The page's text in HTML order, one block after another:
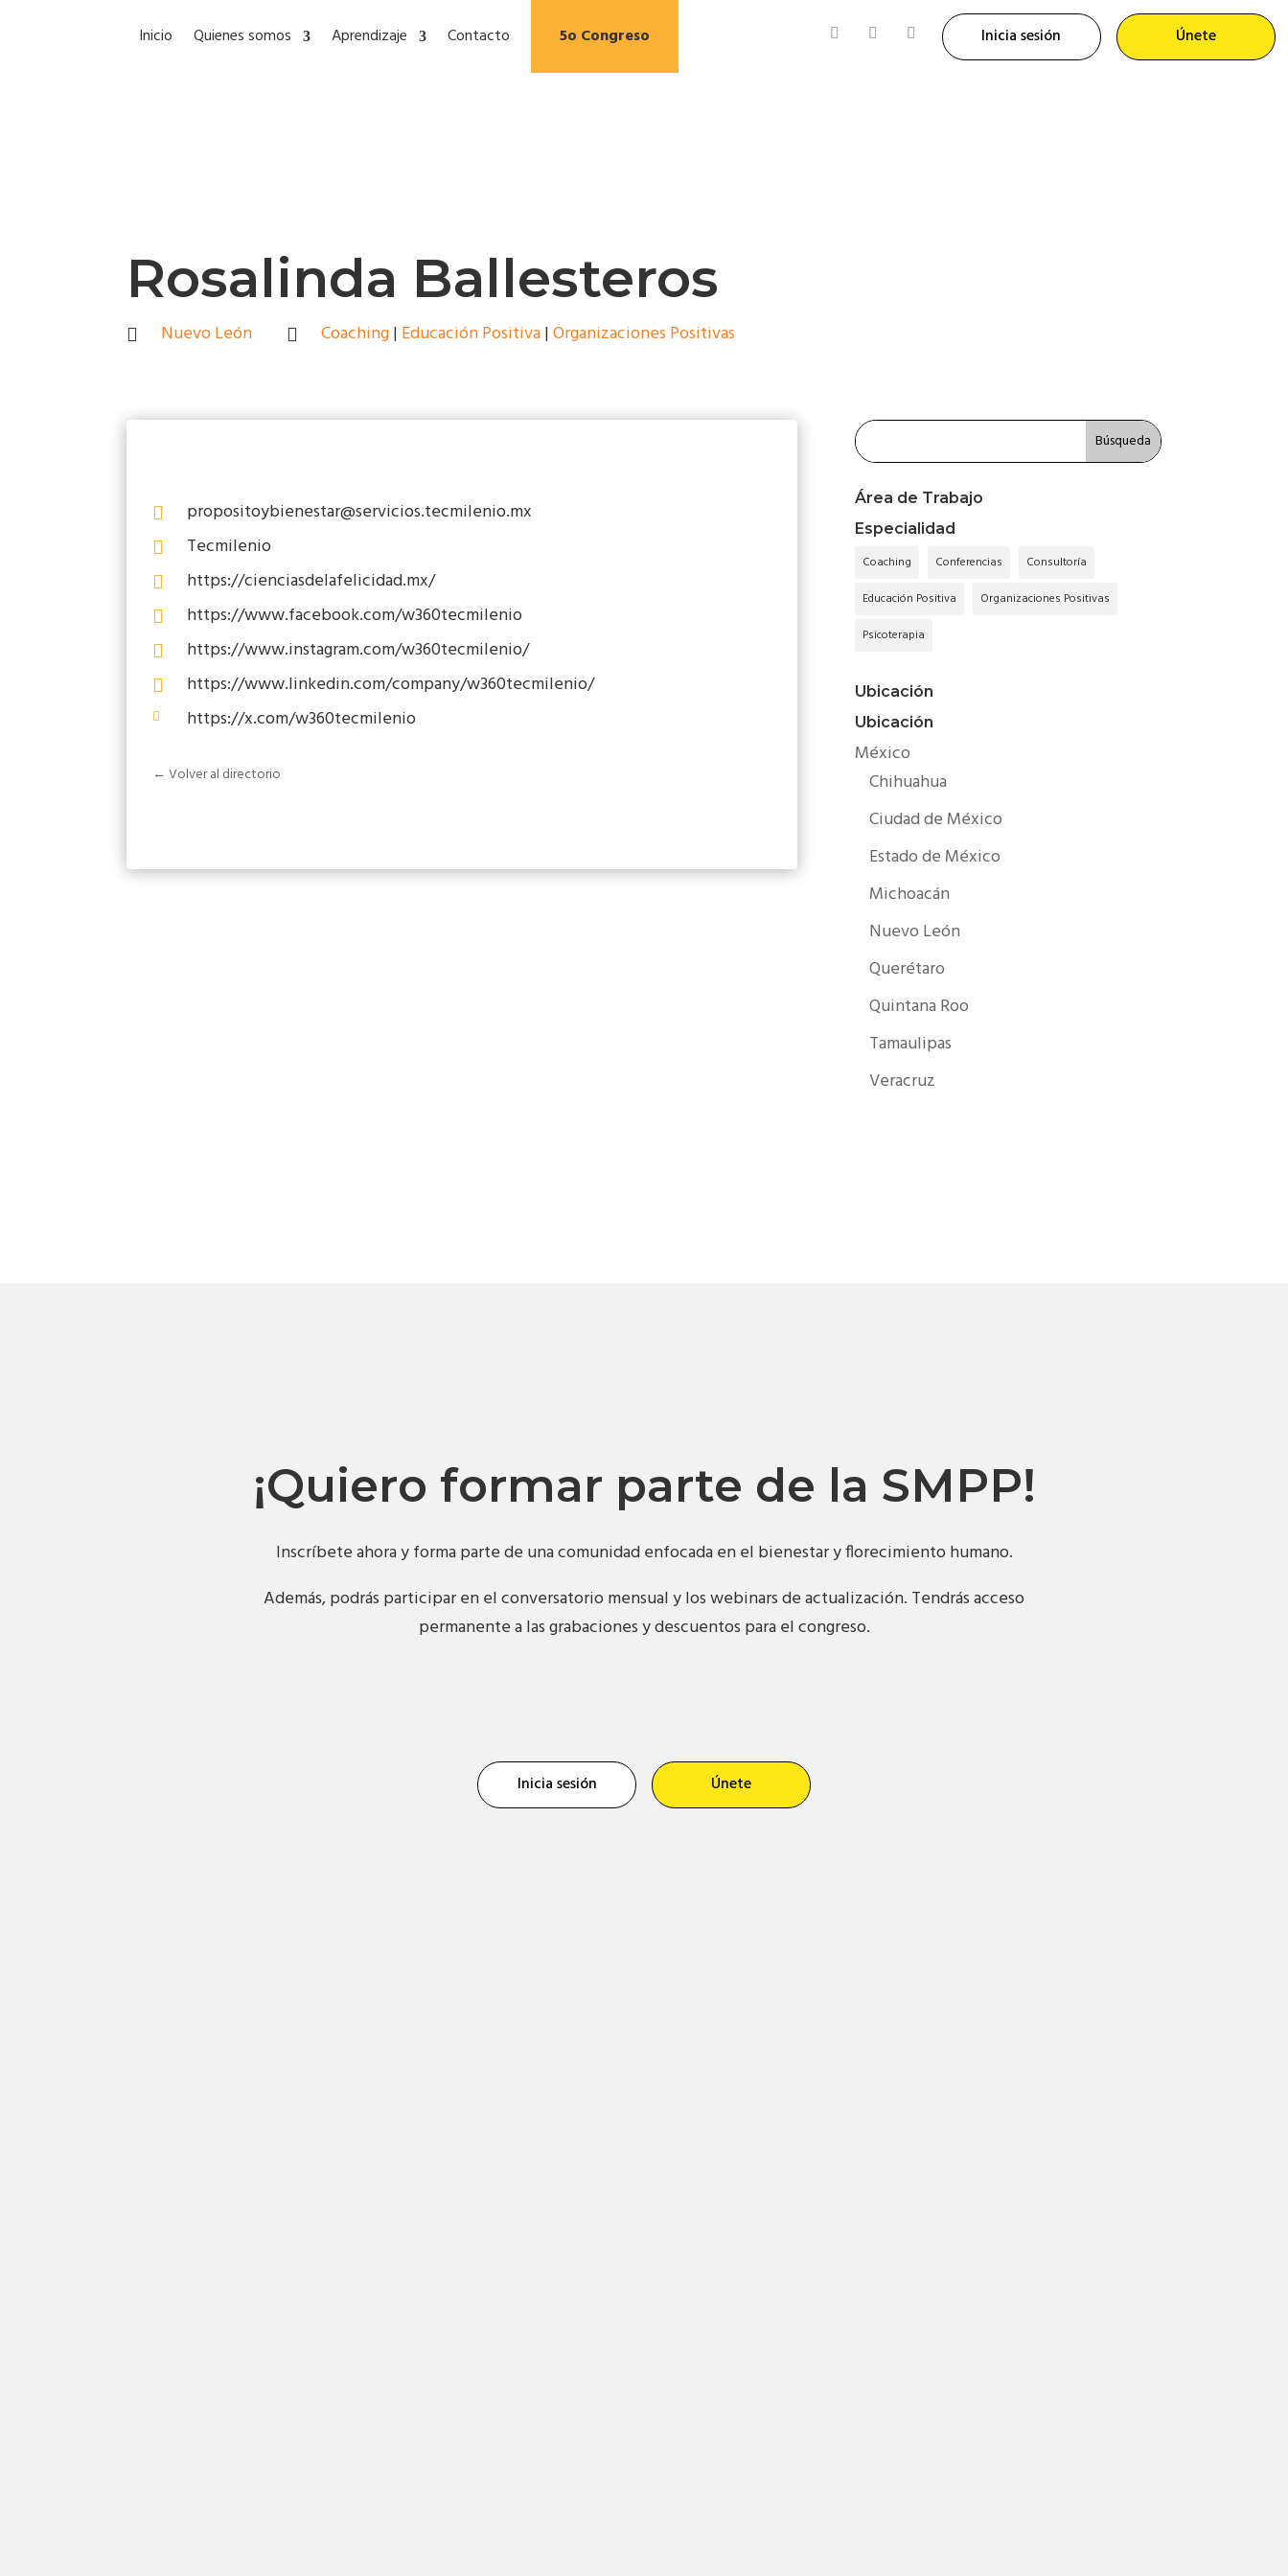
Inicio Quienes somos Aprendizaje Contacto 5o Congreso Inicia sesión Únete
Rosalinda Ballesteros
 Nuevo León  Coaching| Educación Positiva|Organizaciones Positivas
 propositoybienestar@servicios.tecmilenio.mx
 Tecmilenio
 https://cienciasdelafelicidad.mx/
 https://www.facebook.com/w360tecmilenio
 https://www.instagram.com/w360tecmilenio/
 https://www.linkedin.com/company/w360tecmilenio/
 https://x.com/w360tecmilenio
← Volver al directorio
Área de Trabajo
Especialidad
Coaching Conferencias
Consultoría
Educación Positiva
Organizaciones Positivas
Psicoterapia
Ubicación
Ubicación
México
Chihuahua
Ciudad de México
Estado de México
Michoacán
Nuevo León
Querétaro
Quintana Roo
Tamaulipas
Veracruz
¡Quiero formar parte de la SMPP!
Inscríbete ahora y forma parte de una comunidad enfocada en el bienestar y florecimiento humano.
Además, podrás participar en el conversatorio mensual y los webinars de actualización. Tendrás acceso
permanente a las grabaciones y descuentos para el congreso.
Inicia sesión Únete